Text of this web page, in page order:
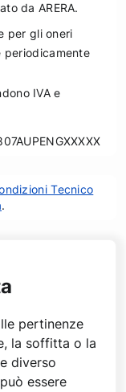
da ARERA.
per gli oneri
periodicamente
IVA e
Tecnico
.
pertinenze
la soffitta o la
diverso
essere